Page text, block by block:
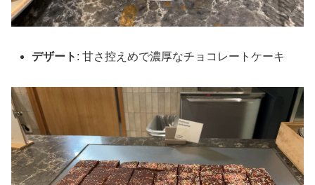
デザート : 甘さ控えめで濃厚なチョコレートケーキ